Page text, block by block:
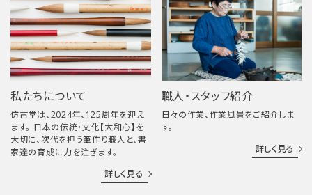
私たちについて
仿古堂は、2024年、125周年を迎え
ます。 日本の伝統・文化【大和心】を
大切に、次代を担う筆作り職人と、書
家達の育成に力を注ぎます。
詳しく見る
職人・スタッフ紹介
日々の作業、作業風景をご紹介しま
す。
詳しく見る